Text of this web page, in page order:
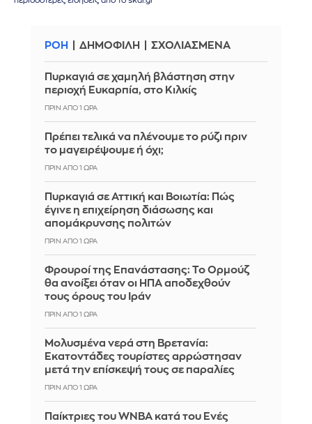
ΡΟΗ ΔΗΜΟΦΙΛΗ ΣΧΟΛΙΑΣΜΕΝΑ
Πυρκαγιά σε χαμηλή βλάστηση στην
περιοχή Ευκαρπία, στο Κιλκίς
ΠΡΙΝ ΑΠΌ 1 ΏΡΑ
Πρέπει τελικά να πλένουμε το ρύζι πριν
το μαγειρέψουμε ή όχι;
ΠΡΙΝ ΑΠΌ 1 ΏΡΑ
Πυρκαγιά σε Αττική και Βοιωτία: Πώς
έγινε η επιχείρηση διάσωσης και
απομάκρυνσης πολιτών
ΠΡΙΝ ΑΠΌ 1 ΏΡΑ
Φρουροί της Επανάστασης: Το Ορμούζ
θα ανοίξει όταν οι ΗΠΑ αποδεχθούν
τους όρους του Ιράν
ΠΡΙΝ ΑΠΌ 1 ΏΡΑ
Μολυσμένα νερά στη Βρετανία:
Εκατοντάδες τουρίστες αρρώστησαν
μετά την επίσκεψή τους σε παραλίες
ΠΡΙΝ ΑΠΌ 1 ΏΡΑ
Παίκτριες του WNBA κατά του Ενές